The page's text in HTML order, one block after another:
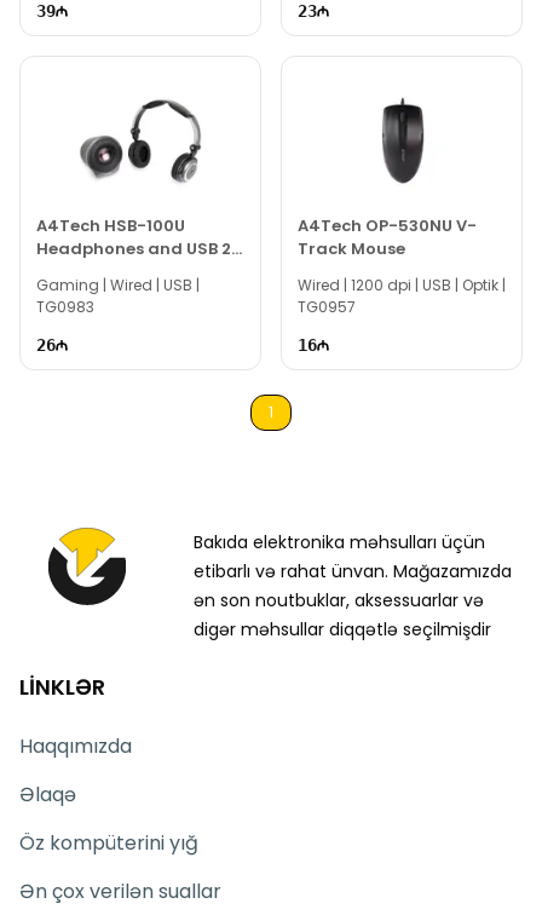
39 23
A4Tech HSB-100U
Headphones and USB 2.1
Speakers
Gaming | Wired | USB |
TG0983
26
A4Tech OP-530NU V-
Track Mouse
Wired | 1200 dpi | USB | Optik |
TG0957
16
1
Bakıda elektronika məhsulları üçün
etibarlı və rahat ünvan. Mağazamızda
ən son noutbuklar, aksessuarlar və
digər məhsullar diqqətlə seçilmişdir
LİNKLƏR
Haqqımızda
Əlaqə
Öz kompüterini yığ
Ən çox verilən suallar